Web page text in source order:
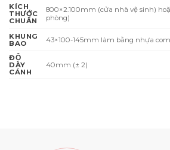
KÍCH
THƯỚC
CHUẨN
800×2.100mm (cửa nhà vệ sinh)
phòng)
KHUNG
BAO
43×100-145mm làm bằng nhựa
ĐỘ
DÀY
CÁNH
40mm (± 2)